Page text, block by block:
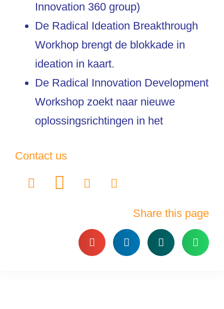
Innovation 360 group)
De Radical Ideation Breakthrough
Workhop brengt de blokkade in
ideation in kaart.
De Radical Innovation Development
Workshop zoekt naar nieuwe
oplossingsrichtingen in het
Contact us
Share this page